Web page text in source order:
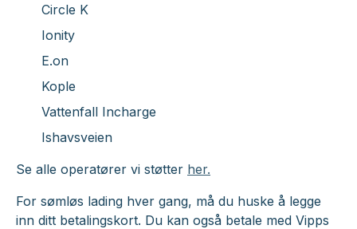
Circle K
Ionity
E.on
Kople
Vattenfall Incharge
Ishavsveien
Se alle operatører vi støtter her.
For sømløs lading hver gang, må du huske å legge
inn ditt betalingskort. Du kan også betale med Vipps